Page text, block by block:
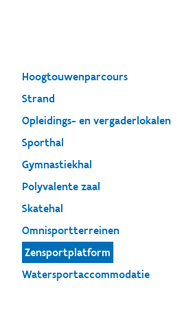
Hoogtouwenparcours
Strand
Opleidings- en vergaderlokalen
Sporthal
Gymnastiekhal
Polyvalente zaal
Skatehal
Omnisportterreinen
Zensportplatform
Watersportaccommodatie